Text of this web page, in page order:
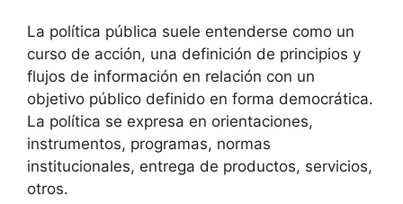
La política pública suele entenderse como un
curso de acción, una definición de principios y
flujos de información en relación con un
objetivo público definido en forma democrática.
La política se expresa en orientaciones,
instrumentos, programas, normas
institucionales, entrega de productos, servicios,
otros.